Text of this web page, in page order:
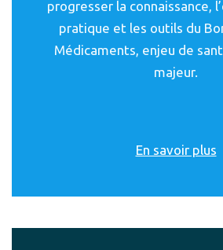
progresser la connaissance,
pratique et les outils du
Médicaments, enjeu de
majeur.
En savoir plus